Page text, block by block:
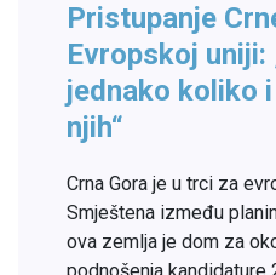
Pristupanje
Evropskoj uniji:
jednako koliko
njih“
Crna Gora je u trci za
Smještena između
ova zemlja je dom za